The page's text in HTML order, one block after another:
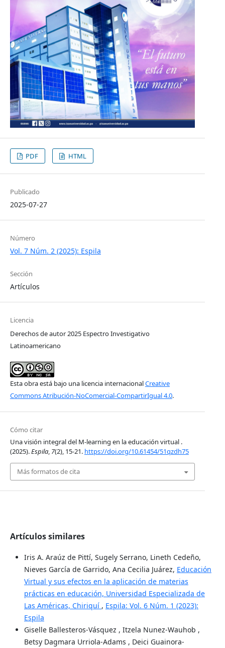
PDF HTML
Publicado
2025-07-27
Número
Vol. 7 Núm. 2 (2025): Espila
Sección
Artículos
Licencia
Derechos de autor 2025 Espectro Investigativo
Latinoamericano
Esta obra está bajo una licencia internacionalCreative
Commons Atribución-NoComercial-CompartirIgual 4.0.
Cómo citar
Una visión integral del M-learning en la educación virtual .
(2025).Espila, 7(2), 15-21. https://doi.org/10.61454/51qzdh75
Más formatos de cita
Artículos similares
Iris A. Araúz de Pittí, Sugely Serrano, Lineth Cedeño,
Nieves García de Garrido, Ana Cecilia Juárez, Educación
Virtual y sus efectos en la aplicación de materias
prácticas en educación, Universidad Especializada de
Las Américas, Chiriquí , Espila: Vol. 6 Núm. 1 (2023):
Espila
Giselle Ballesteros-Vásquez , Itzela Nunez-Wauhob ,
Betsy Dagmara Urriola-Adams , Deici Guainora-